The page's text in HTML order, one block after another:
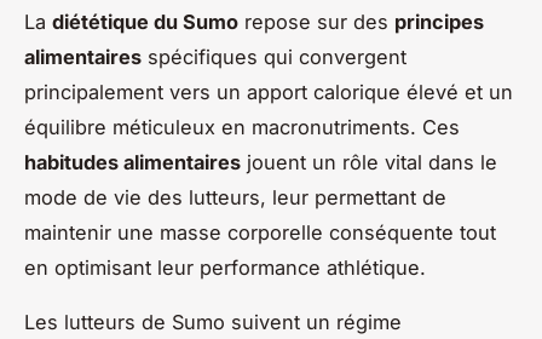
La diététique du Sumo repose sur des principes
alimentaires spécifiques qui convergent
principalement vers un apport calorique élevé et un
équilibre méticuleux en macronutriments. Ces
habitudes alimentaires jouent un rôle vital dans le
mode de vie des lutteurs, leur permettant de
maintenir une masse corporelle conséquente tout
en optimisant leur performance athlétique.
Les lutteurs de Sumo suivent un régime